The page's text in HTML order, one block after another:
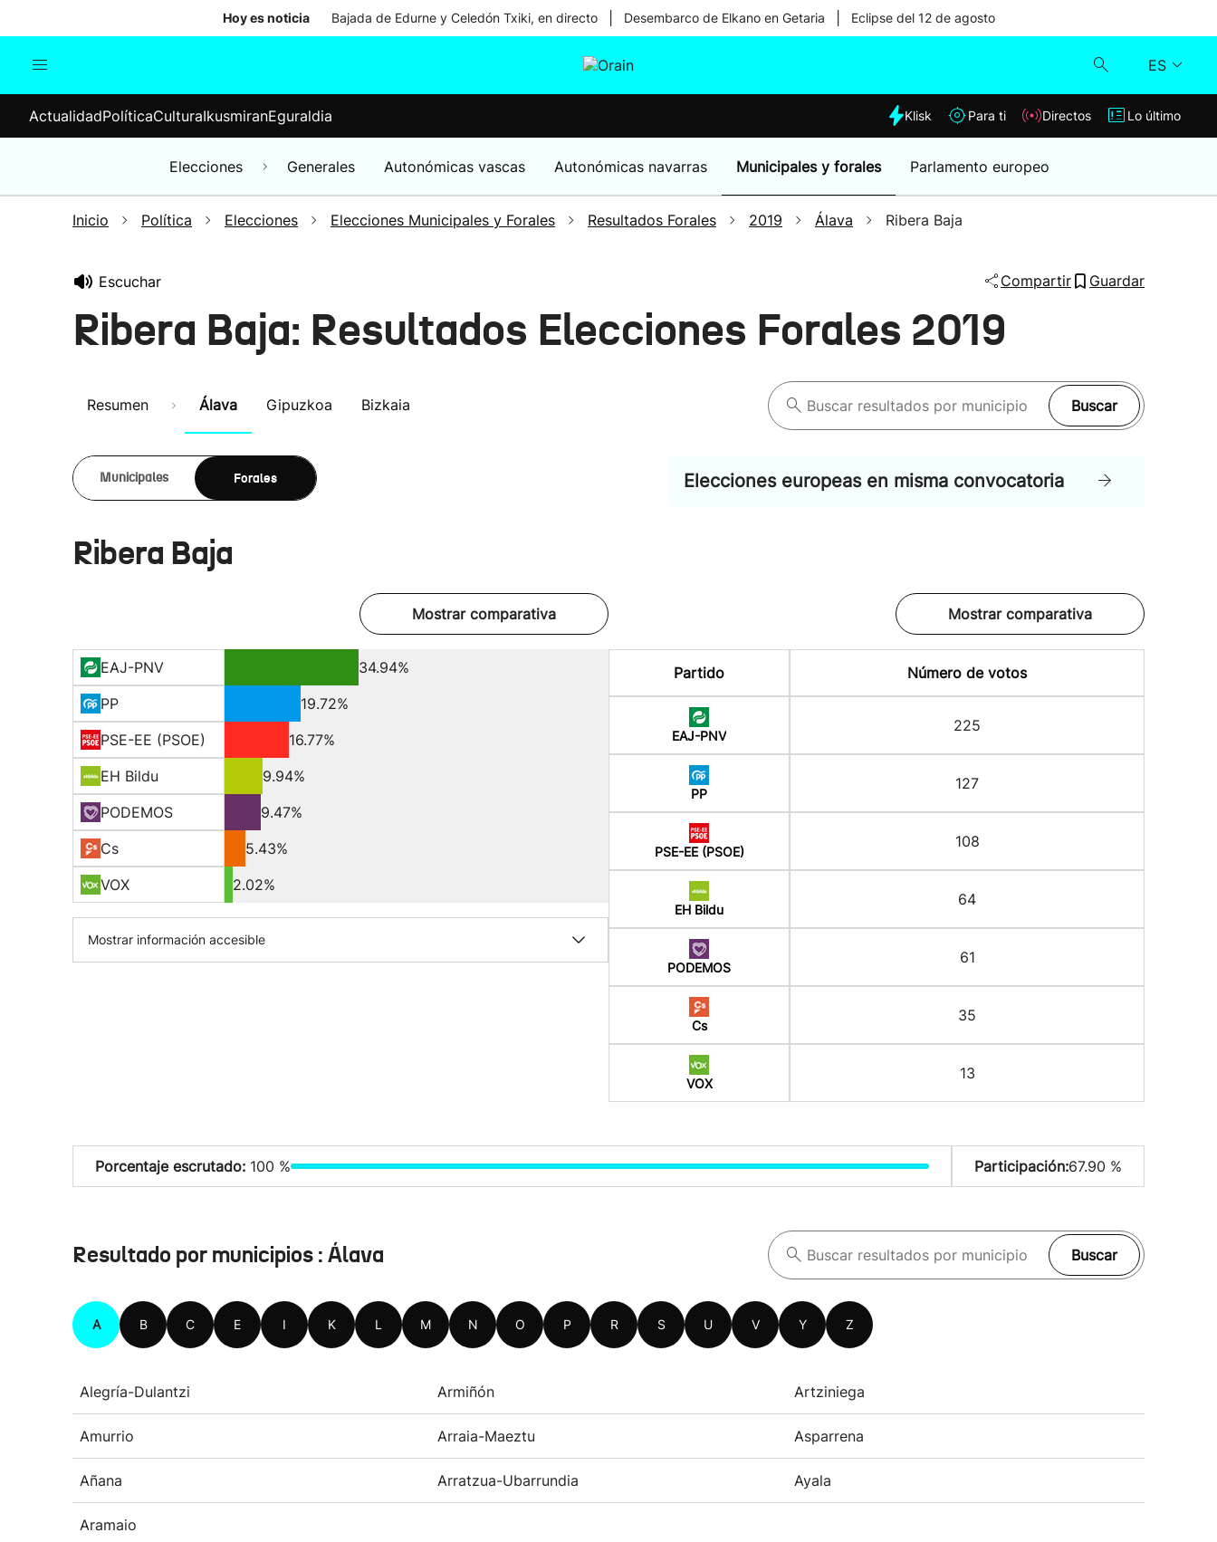
Hoy es noticia Bajada de Edurne y Celedón Txiki, en directo Desembarco de Elkano en Getaria Eclipse del 12 de agosto
ES
Elecciones
Klisk
Lo último
ActualidadPolíticaCulturaIkusmiranEguraldia Klisk Para ti Directos Lo último
Elecciones Generales Autonómicas vascas Autonómicas navarras Municipales y forales Parlamento europeo
Inicio Política Elecciones Elecciones Municipales y Forales Resultados Forales 2019 Álava Ribera Baja
Escuchar Compartir Guardar
Ribera Baja: Resultados Elecciones Forales 2019
Resumen Álava Gipuzkoa Bizkaia Buscar
Municipales Forales Elecciones europeas en misma convocatoria
Ribera Baja
Mostrar comparativa
EAJ-PNV
34.94%
PP
19.72%
PSE-EE (PSOE)
16.77%
EH Bildu
9.94%
PODEMOS
9.47%
Cs
5.43%
VOX
2.02%
Mostrar información accesible
Mostrar comparativa
Partido Número de votos
EAJ-PNV
225
PP
127
PSE-EE (PSOE)
108
EH Bildu
64
PODEMOS
61
Cs
35
VOX
13
Porcentaje escrutado: 100 % Participación:67.90 %
Resultado por municipios : Álava Buscar
A B C E I K L M N O P R S U V Y Z
Alegría-Dulantzi Armiñón Artziniega
Amurrio Arraia-Maeztu Asparrena
Añana Arratzua-Ubarrundia Ayala
Aramaio